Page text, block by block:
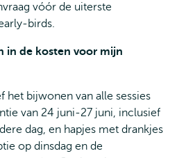
vóór de uiterste
birds.
in de kosten voor mijn
het bijwonen van alle sessies
van 24 juni-27 juni, inclusief
dag, en hapjes met drankjes
op dinsdag en de